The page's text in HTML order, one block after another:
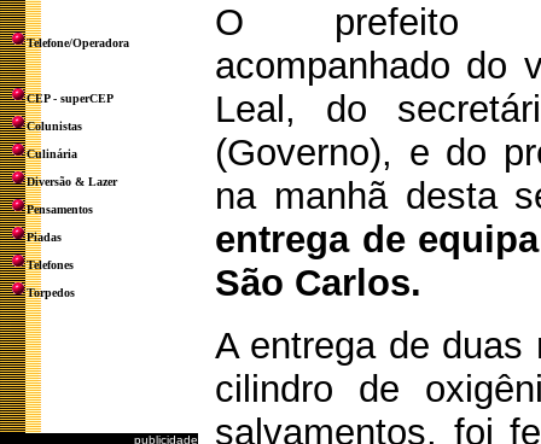
Telefone/Operadora
CEP - superCEP
Colunistas
Culinária
Diversão & Lazer
Pensamentos
Piadas
Telefones
Torpedos
publicidade
O prefeito
acompanhado do
Leal, do
(Governo), e do
na manhã desta
entrega de
São Carlos.
A entrega de duas
cilindro de
salvamentos, foi